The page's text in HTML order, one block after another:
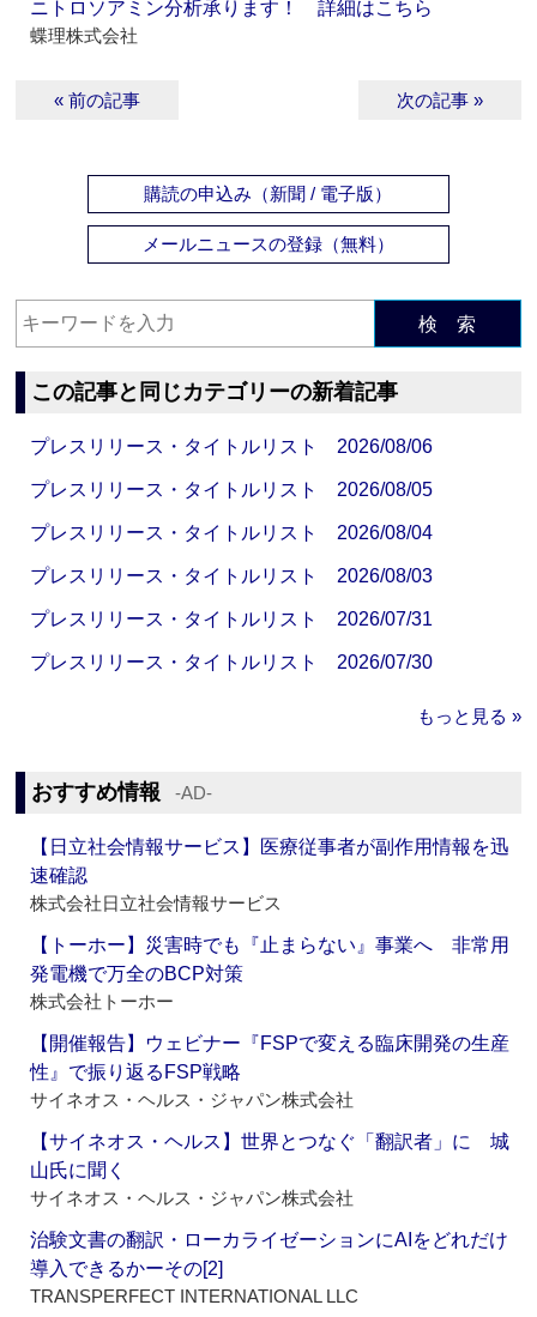
ニトロソアミン分析承ります！ 詳細はこちら
蝶理株式会社
« 前の記事 次の記事 »
購読の申込み（新聞 / 電子版）
メールニュースの登録（無料）
検 索
この記事と同じカテゴリーの新着記事
プレスリリース・タイトルリスト 2026/08/06
プレスリリース・タイトルリスト 2026/08/05
プレスリリース・タイトルリスト 2026/08/04
プレスリリース・タイトルリスト 2026/08/03
プレスリリース・タイトルリスト 2026/07/31
プレスリリース・タイトルリスト 2026/07/30
もっと見る »
おすすめ情報 ‐AD‐
【日立社会情報サービス】医療従事者が副作用情報を迅
速確認
株式会社日立社会情報サービス
【トーホー】災害時でも『止まらない』事業へ 非常用
発電機で万全のBCP対策
株式会社トーホー
【開催報告】ウェビナー『FSPで変える臨床開発の生産
性』で振り返るFSP戦略
サイネオス・ヘルス・ジャパン株式会社
【サイネオス・ヘルス】世界とつなぐ「翻訳者」に 城
山氏に聞く
サイネオス・ヘルス・ジャパン株式会社
治験文書の翻訳・ローカライゼーションにAIをどれだけ
導入できるかーその[2]
TRANSPERFECT INTERNATIONAL LLC